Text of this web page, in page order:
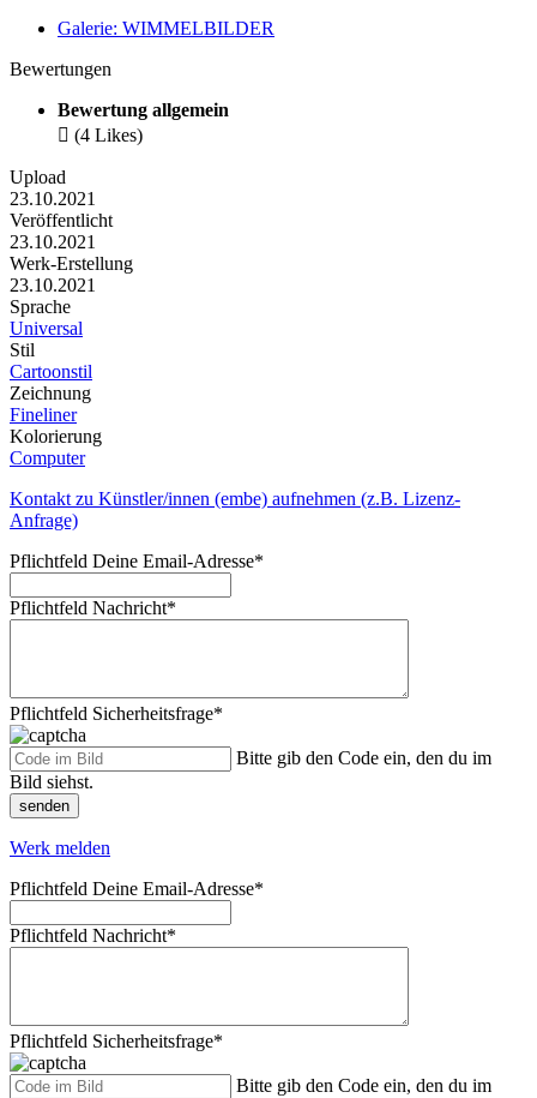
Galerie: WIMMELBILDER
Bewertungen
Bewertung allgemein
 (4 Likes)
Upload
23.10.2021
Veröffentlicht
23.10.2021
Werk-Erstellung
23.10.2021
Sprache
Universal
Stil
Cartoonstil
Zeichnung
Fineliner
Kolorierung
Computer
Kontakt zu Künstler/innen (embe) aufnehmen (z.B. Lizenz-
Anfrage)
Pflichtfeld Deine Email-Adresse*
Pflichtfeld Nachricht*
Pflichtfeld Sicherheitsfrage*
Bitte gib den Code ein, den du im
Bild siehst.
senden
Werk melden
Pflichtfeld Deine Email-Adresse*
Pflichtfeld Nachricht*
Pflichtfeld Sicherheitsfrage*
Bitte gib den Code ein, den du im